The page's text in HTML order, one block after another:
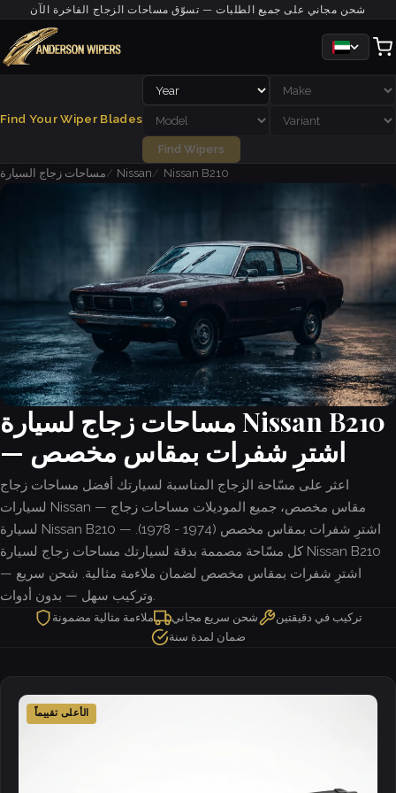
شحن مجاني على جميع الطلبات — تسوّق مساحات الزجاج الفاخرة الآن
Find Your Wiper Blades
Find Wipers
مساحات زجاج السيارة
Nissan Nissan B210
مساحات زجاج لسيارة Nissan B210
— اشترِ شفرات بمقاس مخصص
اعثر على مسّاحة الزجاج المناسبة لسيارتك أفضل مساحات زجاج
لسيارات Nissan — مقاس مخصص، جميع الموديلات مساحات زجاج
لسيارة Nissan B210 — اشترِ شفرات بمقاس مخصص (1974 - 1978).
كل مسّاحة مصممة بدقة لسيارتك مساحات زجاج لسيارة Nissan B210
— اشترِ شفرات بمقاس مخصص لضمان ملاءمة مثالية. شحن سريع
وتركيب سهل — بدون أدوات.
ملاءمة مثالية مضمونة شحن سريع مجاني
تركيب في دقيقتين
ضمان لمدة سنة
الأعلى تقييماً